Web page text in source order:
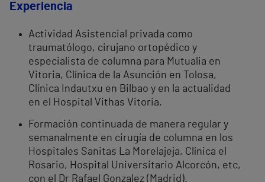
Experiencia
Actividad Asistencial privada como
traumatólogo, cirujano ortopédico y
especialista de columna para Mutualia en
Vitoria, Clínica de la Asunción en Tolosa,
Clínica Indautxu en Bilbao y en la actualidad
en el Hospital Vithas Vitoria.
Formación continuada de manera regular y
semanalmente en cirugía de columna en los
Hospitales Sanitas La Morelajeja, Clínica el
Rosario, Hospital Universitario Alcorcón, etc,
con el Dr Rafael Gonzalez (Madrid).